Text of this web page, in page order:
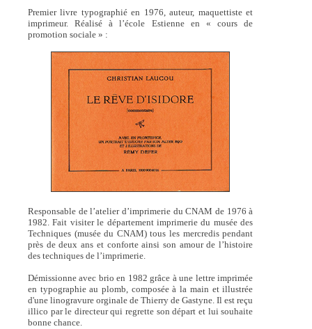
Premier livre typographié en 1976, auteur, maquettiste et
imprimeur. Réalisé à l’école Estienne en « cours de
promotion sociale » :
Responsable de l’atelier d’imprimerie du CNAM de 1976 à
1982. Fait visiter le département imprimerie du musée des
Techniques (musée du CNAM) tous les mercredis pendant
près de deux ans et conforte ainsi son amour de l’histoire
des techniques de l’imprimerie.
Démissionne avec brio en 1982 grâce à une lettre imprimée
en typographie au plomb, composée à la main et illustrée
d'une linogravure orginale de Thierry de Gastyne. Il est reçu
illico par le directeur qui regrette son départ et lui souhaite
bonne chance.